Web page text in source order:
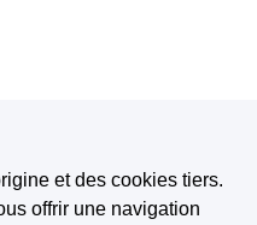
et des cookies tiers.
offrir une navigation